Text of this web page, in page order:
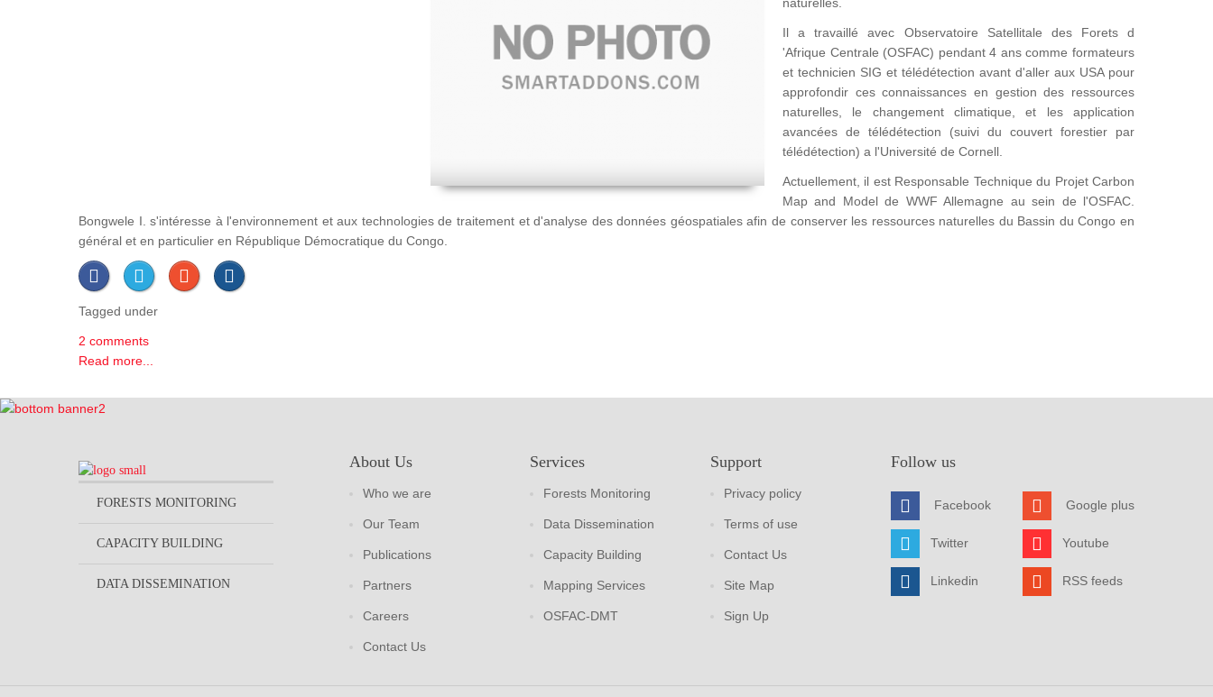
Il a travaillé avec Observatoire Satellitale des Forets d
'Afrique Centrale (OSFAC) pendant 4 ans comme formateurs
et technicien SIG et télédétection avant d'aller aux USA pour
approfondir ces connaissances en gestion des ressources
naturelles, le changement climatique, et les application
avancées de télédétection (suivi du couvert forestier par
télédétection) a l'Université de Cornell.
Actuellement, il est Responsable Technique du Projet Carbon
Map and Model de WWF Allemagne au sein de l'OSFAC.
Bongwele I. s'intéresse à l'environnement et aux technologies de traitement et d'analyse des données géospatiales afin de conserver les ressources naturelles du Bassin du Congo en
général et en particulier en République Démocratique du Congo.
Tagged under
2 comments
Read more...
FORESTS MONITORING
CAPACITY BUILDING
DATA DISSEMINATION
About Us
Who we are
Our Team
Publications
Partners
Careers
Contact Us
Services
Forests Monitoring
Data Dissemination
Capacity Building
Mapping Services
OSFAC-DMT
Support
Privacy policy
Terms of use
Contact Us
Site Map
Sign Up
Follow us
Facebook
Twitter
Linkedin
Google plus
Youtube
RSS feeds